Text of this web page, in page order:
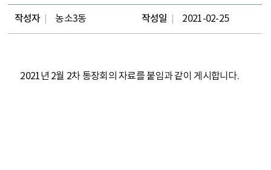
작성자 농소3동 작성일 2021-02-25
2021년 2월 2차 통장회의 자료를 붙임과 같이 게시합니다.